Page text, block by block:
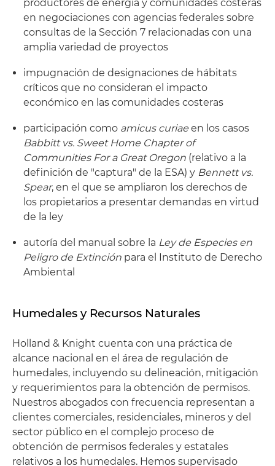
productores de energía y comunidades costeras
en negociaciones con agencias federales sobre
consultas de la Sección 7 relacionadas con una
amplia variedad de proyectos
impugnación de designaciones de hábitats
críticos que no consideran el impacto
económico en las comunidades costeras
participación como amicus curiae en los casos
Babbitt vs. Sweet Home Chapter of
Communities For a Great Oregon (relativo a la
definición de "captura" de la ESA) y Bennett vs.
Spear, en el que se ampliaron los derechos de
los propietarios a presentar demandas en virtud
de la ley
autoría del manual sobre la Ley de Especies en
Peligro de Extinción para el Instituto de Derecho
Ambiental
Humedales y Recursos Naturales
Holland & Knight cuenta con una práctica de
alcance nacional en el área de regulación de
humedales, incluyendo su delineación, mitigación
y requerimientos para la obtención de permisos.
Nuestros abogados con frecuencia representan a
clientes comerciales, residenciales, mineros y del
sector público en el complejo proceso de
obtención de permisos federales y estatales
relativos a los humedales. Hemos supervisado